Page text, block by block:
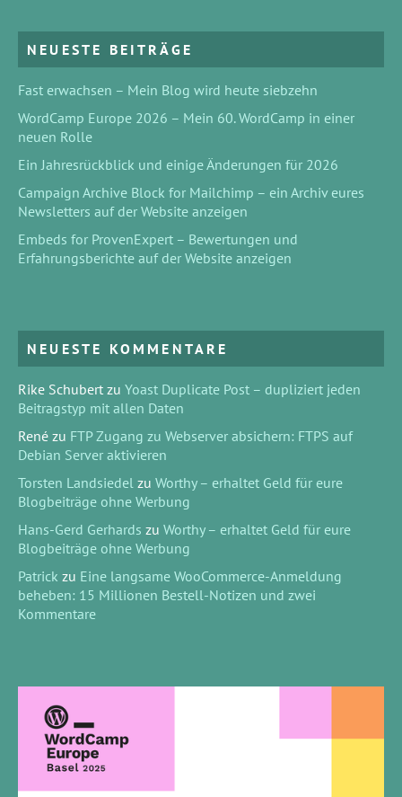
NEUESTE BEITRÄGE
Fast erwachsen – Mein Blog wird heute siebzehn
WordCamp Europe 2026 – Mein 60. WordCamp in einer
neuen Rolle
Ein Jahresrückblick und einige Änderungen für 2026
Campaign Archive Block for Mailchimp – ein Archiv eures
Newsletters auf der Website anzeigen
Embeds for ProvenExpert – Bewertungen und
Erfahrungsberichte auf der Website anzeigen
NEUESTE KOMMENTARE
Rike Schubert zu Yoast Duplicate Post – dupliziert jeden
Beitragstyp mit allen Daten
René zu FTP Zugang zu Webserver absichern: FTPS auf
Debian Server aktivieren
Torsten Landsiedel zu Worthy – erhaltet Geld für eure
Blogbeiträge ohne Werbung
Hans-Gerd Gerhards zu Worthy – erhaltet Geld für eure
Blogbeiträge ohne Werbung
Patrick zu Eine langsame WooCommerce-Anmeldung
beheben: 15 Millionen Bestell-Notizen und zwei
Kommentare